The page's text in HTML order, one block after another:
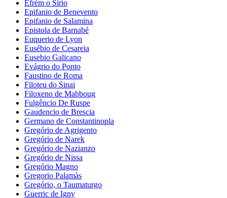
Efrém o Sírio
Epifanio de Benevento
Epifanio de Salamina
Epistola de Barnabé
Euquerio de Lyon
Eusébio de Cesareia
Eusebio Galicano
Evágrio do Ponto
Faustino de Roma
Filoteu do Sinai
Filoxeno de Mabboug
Fulgêncio De Ruspe
Gaudencio de Brescia
Germano de Constantinopla
Gregório de Agrigento
Gregório de Narek
Gregório de Nazianzo
Gregório de Nissa
Gregório Magno
Gregorio Palamàs
Gregório, o Taumaturgo
Guerric de Igny